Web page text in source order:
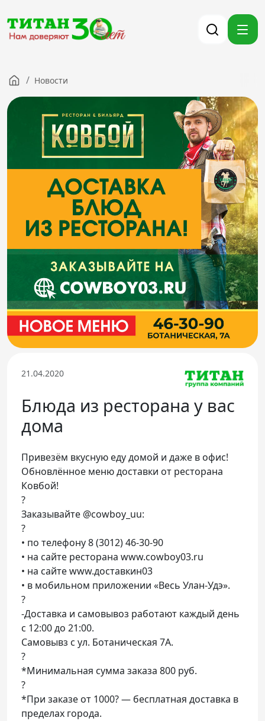
Компания
Партнерам
Тендеры
Вакансии
Новости
Контакты
Версия для слабовидящих
8 (3012) 411-099
Телефон доверия
/ Новости
21.04.2020
Блюда из ресторана у вас
дома
Привезём вкусную еду домой и даже в офис!
Обновлённое меню доставки от ресторана
Ковбой!
?
Заказывайте @cowboy_uu:
?
• по телефону 8 (3012) 46-30-90
• на сайте ресторана www.cowboy03.ru
• на сайте www.доставкин03
• в мобильном приложении «Весь Улан-Удэ».
?
-Доставка и самовывоз работают каждый день
с 12:00 до 21:00.
Самовывз с ул. Ботаническая 7А.
?
*Минимальная сумма заказа 800 руб.
?
*При заказе от 1000? — бесплатная доставка в
пределах города.